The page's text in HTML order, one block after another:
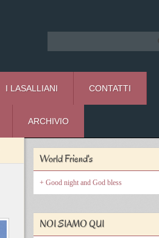
I LASALLIANI CONTATTI
ARCHIVIO
World Friend's
Good night and God bless
NOI SIAMO QUI